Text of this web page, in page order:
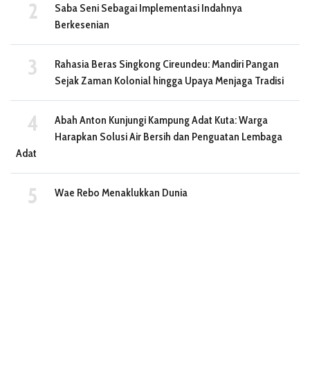
Saba Seni Sebagai Implementasi Indahnya
Berkesenian
Rahasia Beras Singkong Cireundeu: Mandiri Pangan
Sejak Zaman Kolonial hingga Upaya Menjaga Tradisi
Abah Anton Kunjungi Kampung Adat Kuta: Warga
Harapkan Solusi Air Bersih dan Penguatan Lembaga
Adat
Wae Rebo Menaklukkan Dunia